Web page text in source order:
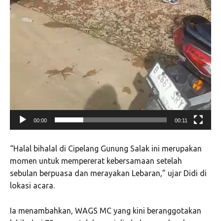
00:00 00:11
“Halal bihalal di Cipelang Gunung Salak ini merupakan
momen untuk mempererat kebersamaan setelah
sebulan berpuasa dan merayakan Lebaran,” ujar Didi di
lokasi acara.
Ia menambahkan, WAGS MC yang kini beranggotakan